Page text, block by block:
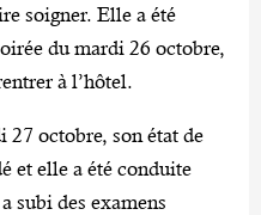
soigner. Elle a été
du mardi 26 octobre,
à l’hôtel.
27 octobre, son état de
et elle a été conduite
subi des examens